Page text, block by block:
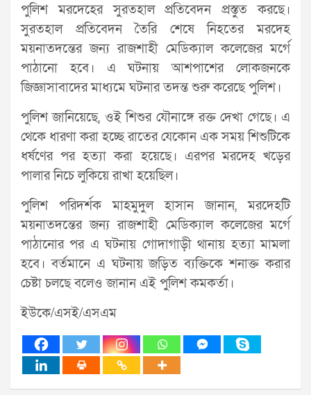
পুলিশ মরদেহের সুরতহাল প্রতিবেদন প্রস্তুত করছে।
সুরতহাল প্রতিবেদন তৈরি শেষে নিহতের মরদেহ
ময়নাতদন্তের জন্য রাজশাহী মেডিক্যাল কলেজের মর্গে
পাঠানো হবে। এ ঘটনায় আশপাশের লোকজনকে
জিজ্ঞাসাবাদের মাধ্যমে ঘটনার তদন্ত শুরু করেছে পুলিশ।
পুলিশ জানিয়েছে, ওই শিশুর যৌনাঙ্গে রক্ত দেখা গেছে। এ
থেকে ধারণা করা হচ্ছে রাতের যেকোন এক সময় শিশুটিকে
ধর্ষণের পর হত্যা করা হয়েছে। এরপর মরদেহ খড়ের
পালার নিচে লুকিয়ে রাখা হয়েছিল।
পুলিশ পরিদর্শক মাহমুদুল হাসান জানান, মরদেহটি
ময়নাতদন্তের জন্য রাজশাহী মেডিক্যাল কলেজের মর্গে
পাঠানোর পর এ ঘটনায় গোদাগাড়ী থানায় হত্যা মামলা
হবে। বর্তমানে এ ঘটনায় জড়িত ব্যক্তিকে শনাক্ত করার
চেষ্টা চলছে বলেও জানান এই পুলিশ কমকর্তা।
ইউকে/এসই/এসএম